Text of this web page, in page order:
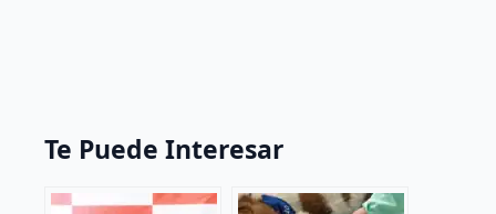
Te Puede Interesar